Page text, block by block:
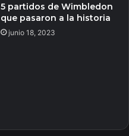
5 partidos de Wimbledon
que pasaron a la historia
junio 18, 2023